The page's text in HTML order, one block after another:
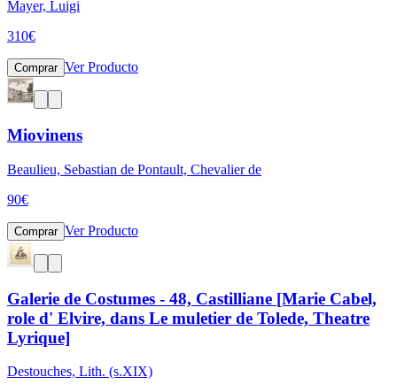
Mayer, Luigi
310€
Comprar Ver Producto
Miovinens
Beaulieu, Sebastian de Pontault, Chevalier de
90€
Comprar Ver Producto
Galerie de Costumes - 48, Castilliane [Marie Cabel,
role d' Elvire, dans Le muletier de Tolede, Theatre
Lyrique]
Destouches, Lith. (s.XIX)